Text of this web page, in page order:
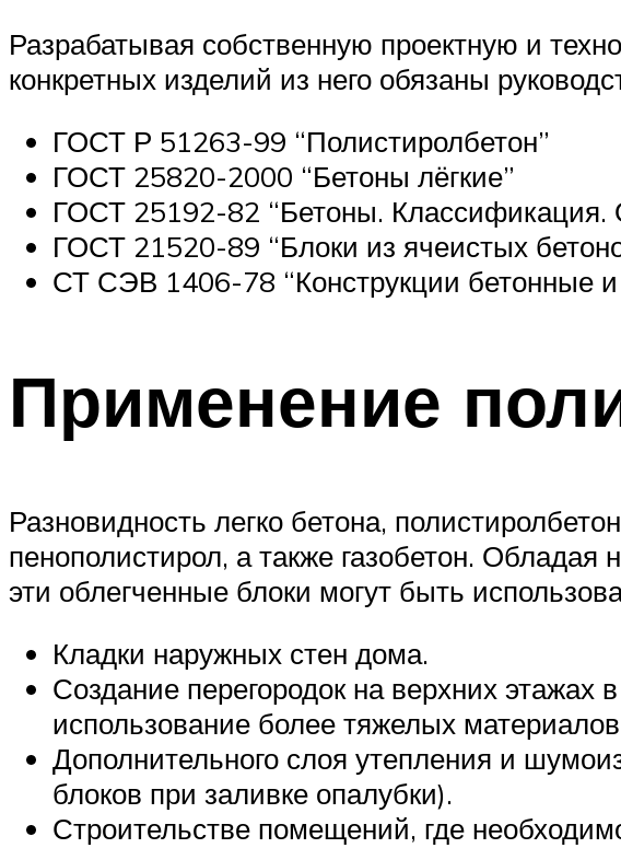
Разрабатывая собственную проектную и
конкретных изделий из него обязаны
ГОСТ Р 51263-99 “Полистиролбетон”
ГОСТ 25820-2000 “Бетоны лёгкие”
ГОСТ 25192-82 “Бетоны. Классификация.
ГОСТ 21520-89 “Блоки из ячеистых
СТ СЭВ 1406-78 “Конструкции бетонные и
Применение
Разновидность легко бетона,
пенополистирол, а также газобетон. Обладая
эти облегченные блоки могут быть
Кладки наружных стен дома.
Создание перегородок на верхних этажах
использование более тяжелых
Дополнительного слоя утепления и
блоков при заливке опалубки).
Строительстве помещений, где